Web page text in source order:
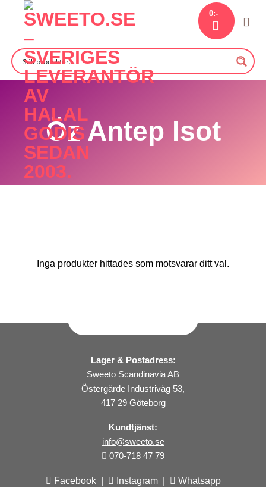
content
0:-
Öz Antep Isot
Inga produkter hittades som motsvarar ditt val.
Lager & Postadress:
Sweeto Scandinavia AB
Östergärde Industriväg 53,
417 29 Göteborg
Kundtjänst:
info@sweeto.se
070-718 47 79
Facebook| Instagram| Whatsapp